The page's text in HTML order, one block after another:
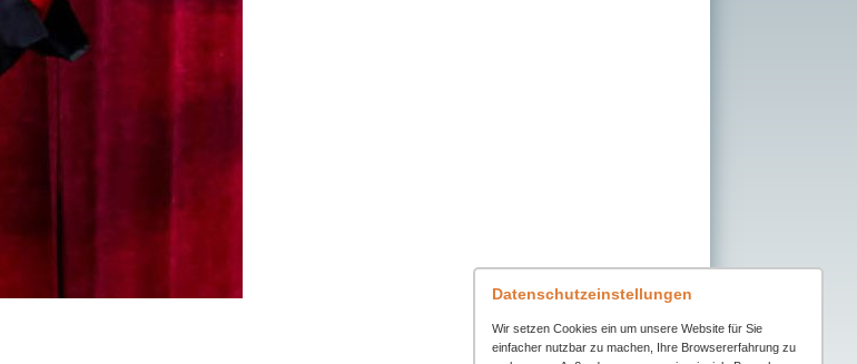
Datenschutzeinstellungen
Wir setzen Cookies ein um unsere Website für Sie
einfacher nutzbar zu machen, Ihre Browsererfahrung zu